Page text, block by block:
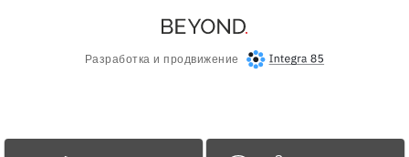
Разработка и продвижение